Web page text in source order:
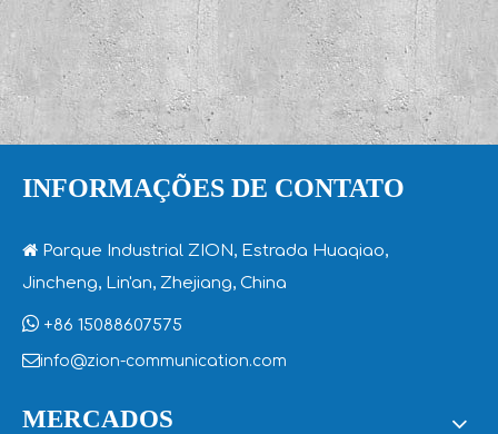
8-Unidade de Rede
Óptica.pdf
972KB
Link de cópia
baixar
INFORMAÇÕES DE CONTATO
Jincheng, Lin'an, Zhejiang, China